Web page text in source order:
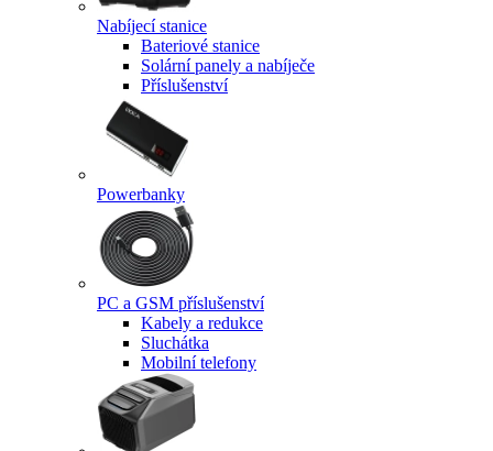
Nabíjecí stanice
Bateriové stanice
Solární panely a nabíječe
Příslušenství
Powerbanky
PC a GSM příslušenství
Kabely a redukce
Sluchátka
Mobilní telefony